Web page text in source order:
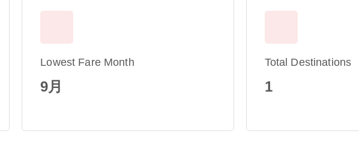
Lowest Fare Month
9月
Total Destinations
1